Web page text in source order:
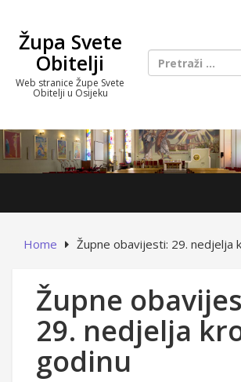
contentŽupa Svete
Obitelji
Web stranice Župe Svete
Obitelji u Osijeku
Home Župne obavijesti: 29. nedjelja
Župne
29. nedjelja
godinu